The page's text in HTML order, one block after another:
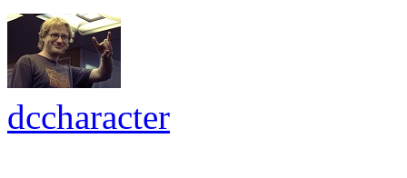
dccharacter